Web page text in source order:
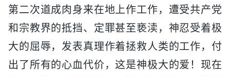
第二次道成肉身来在地上作工作，遭受共产党
和宗教界的抵挡、定罪甚至亵渎，神忍受着极
大的屈辱，发表真理作着拯救人类的工作，付
出了所有的心血代价，这是神极大的爱！现在